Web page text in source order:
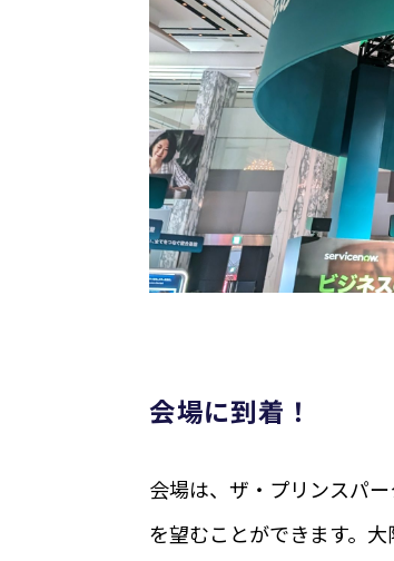
会場に到着！
会場は、ザ・プリンスパ
を望むことができます。